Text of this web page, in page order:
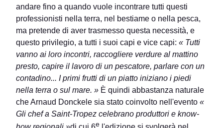
andare fino a quando vuole incontrare tutti questi
professionisti nella terra, nel bestiame o nella pesca,
ma pretende di aver trasmesso questa necessità, e
questo privilegio, a tutti i suoi capi e vice capi: « Tutti
vanno ai loro incontri, raccogliere verdure al mattino
presto, capire il lavoro di un pescatore, parlare con un
contadino... I primi frutti di un piatto iniziano i piedi
nella terra o sul mare. » È quindi abbastanza naturale
che Arnaud Donckele sia stato coinvolto nell'evento «
Gli chef a Saint-Tropez celebrano produttori e know-
e